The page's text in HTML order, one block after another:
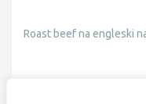
Roast beef na engleski